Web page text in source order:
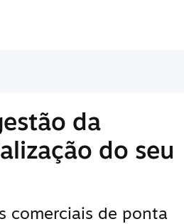
da
do seu
comerciais de ponta